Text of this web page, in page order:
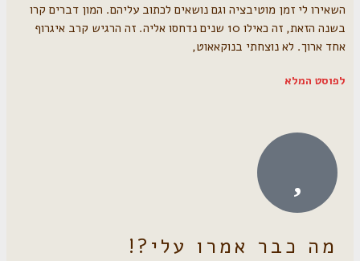
השאירו לי זמן מוטיבציה וגם נושאים לכתוב עליהם. המון דברים קרו
בשנה הזאת, זה כאילו 10 שנים נדחסו אליה. זה הרגיש קרב איגרוף
אחד ארוך. לא נוצחתי בנוקאאוט,
לפוסט המלא
מה כבר אמרו עלי?!